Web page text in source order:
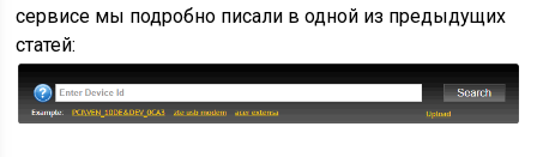
сервисе мы подробно писали в одной из предыдущих
статей: